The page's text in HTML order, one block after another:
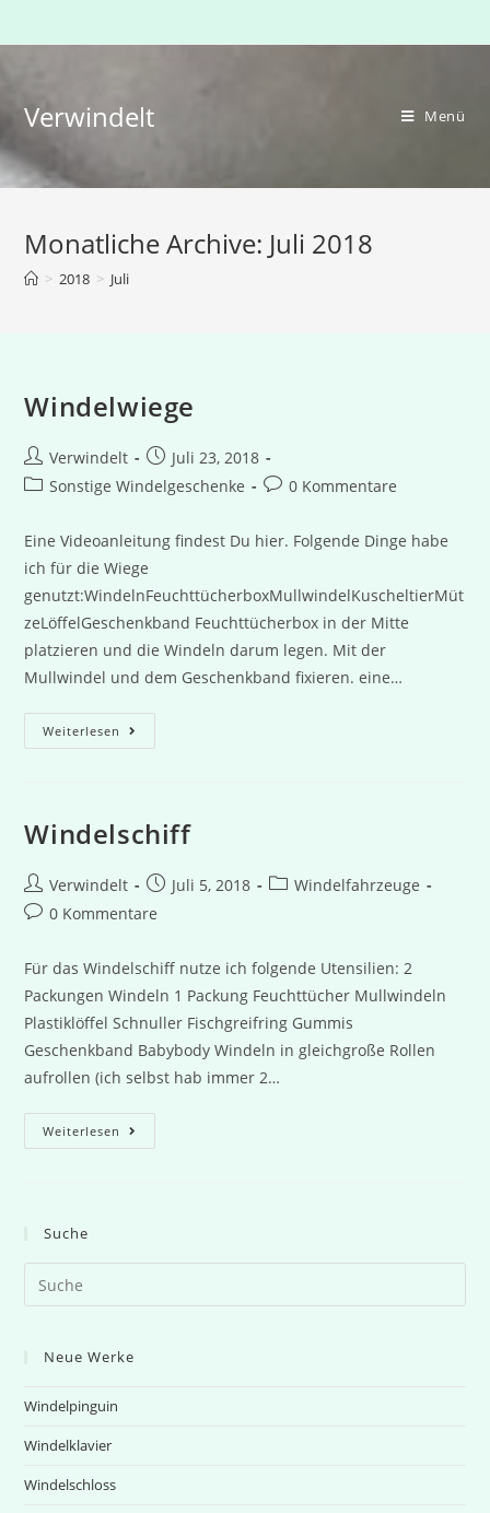
Inhalt
Verwindelt Menü
Monatliche Archive: Juli 2018
> 2018 > Juli
Windelwiege
Beitrags-
Autor:
Verwindelt
Beitrag
veröffentlicht:
Juli 23, 2018
Beitrags-
Sonstige Windelgeschenke
Beitrags-
0 Kommentare
Eine Videoanleitung findest Du hier. Folgende Dinge habe
ich für die Wiege
genutzt:WindelnFeuchttücherboxMullwindelKuscheltierMüt
zeLöffelGeschenkband Feuchttücherbox in der Mitte
platzieren und die Windeln darum legen. Mit der
Mullwindel und dem Geschenkband fixieren. eine…
Weiterlesen Windelwiege
Windelschiff
Beitrags-
Autor:
Verwindelt
Beitrag
veröffentlicht:
Juli 5, 2018
Beitrags-
Windelfahrzeuge
Beitrags-
0 Kommentare
Für das Windelschiff nutze ich folgende Utensilien: 2
Packungen Windeln 1 Packung Feuchttücher Mullwindeln
Plastiklöffel Schnuller Fischgreifring Gummis
Geschenkband Babybody Windeln in gleichgroße Rollen
aufrollen (ich selbst hab immer 2…
Weiterlesen Windelschiff
Suche
Search
this
Neue Werke
Windelpinguin
Windelklavier
Windelschloss